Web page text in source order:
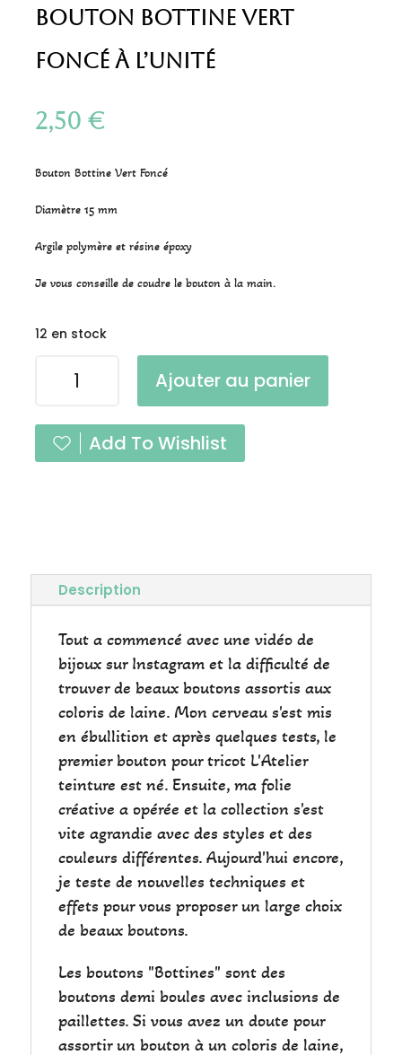
Bouton Bottine Vert
Foncé à l’unité
2,50 €
Bouton Bottine Vert Foncé
Diamètre 15 mm
Argile polymère et résine époxy
Je vous conseille de coudre le bouton à la main.
12 en stock
Bottine
Vert
Ajouter au panier
Add To Wishlist
Description
Tout a commencé avec une vidéo de
bijoux sur Instagram et la difficulté de
trouver de beaux boutons assortis aux
coloris de laine. Mon cerveau s'est mis
en ébullition et après quelques tests, le
premier bouton pour tricot L'Atelier
teinture est né. Ensuite, ma folie
créative a opérée et la collection s'est
vite agrandie avec des styles et des
couleurs différentes. Aujourd'hui encore,
je teste de nouvelles techniques et
effets pour vous proposer un large choix
de beaux boutons.
Les boutons "Bottines" sont des
boutons demi boules avec inclusions de
paillettes. Si vous avez un doute pour
assortir un bouton à un coloris de laine,